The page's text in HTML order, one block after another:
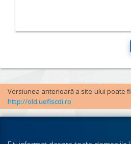
Versiunea anterioară a site-ului poate
http://old.uefiscdi.ro